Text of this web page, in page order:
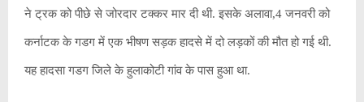
ने ट्रक को पीछे से जोरदार टक्कर मार दी थी. इसके अलावा,4 जनवरी को
कर्नाटक के गडग में एक भीषण सड़क हादसे में दो लड़कों की मौत हो गई थी.
यह हादसा गडग जिले के हुलाकोटी गांव के पास हुआ था.